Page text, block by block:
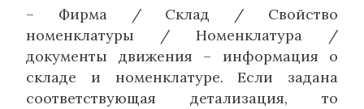
– Фирма / Склад / Свойство
номенклатуры / Номенклатура /
документы движения – информация о
складе и номенклатуре. Если задана
соответствующая детализация, то